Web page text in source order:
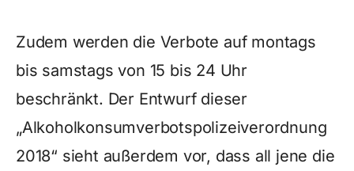
Zudem werden die Verbote auf montags
bis samstags von 15 bis 24 Uhr
beschränkt. Der Entwurf dieser
„Alkoholkonsumverbotspolizeiverordnung
2018“ sieht außerdem vor, dass all jene die